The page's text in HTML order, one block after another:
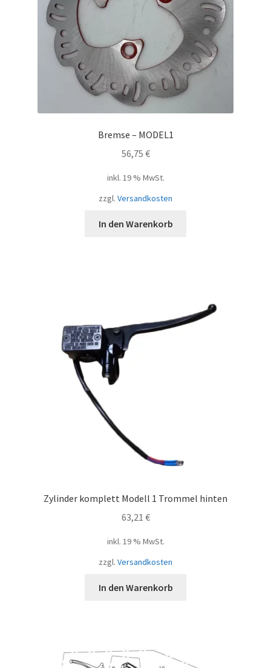
Bremse – MODEL1
56,75 €
inkl. 19 % MwSt.
zzgl. Versandkosten
In den Warenkorb
Zylinder komplett Modell 1 Trommel hinten
63,21 €
inkl. 19 % MwSt.
zzgl. Versandkosten
In den Warenkorb